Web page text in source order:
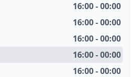
16:00 - 00:00
16:00 - 00:00
16:00 - 00:00
16:00 - 00:00
16:00 - 00:00